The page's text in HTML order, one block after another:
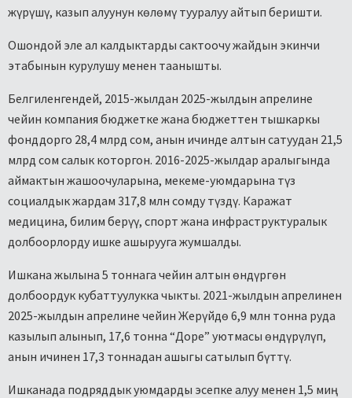
жүрүшү, казып алуунун көлөмү тууралуу айтып беришти.
Ошондой эле ал калдыктарды сактоочу жайдын экинчи
этабынын курулушу менен таанышты.
Белгиленгендей, 2015-жылдан 2025-жылдын апрелине
чейин компания бюджетке жана бюджеттен тышкаркы
фонддорго 28,4 млрд сом, анын ичинде алтын сатуудан 21,5
млрд сом салык которгон. 2016-2025-жылдар аралыгында
аймактын жашоочуларына, мекеме-уюмдарына түз
социалдык жардам 317,8 млн сомду түздү. Каражат
медицина, билим берүү, спорт жана инфраструктуралык
долбоорлорду ишке ашырууга жумшалды.
Ишкана жылына 5 тоннага чейин алтын өндүргөн
долбоордук кубаттуулукка чыкты. 2021-жылдын апрелинен
2025-жылдын апрелине чейин Жерүйдө 6,9 млн тонна руда
казылып алынып, 17,6 тонна “Доре” уютмасы өндүрүлүп,
анын ичинен 17,3 тоннадан ашыгы сатылып бүттү.
Ишканада подряддык уюмдарды эсепке алуу менен 1,5 миң